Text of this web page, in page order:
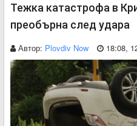
Тежка катастрофа в
преобърна след удара
Автор: Plovdiv Now 18:08,